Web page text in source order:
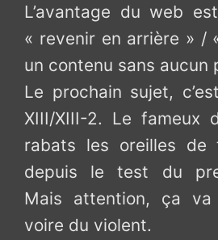
L’avantage du web
« revenir en arrière » /
un contenu sans aucun
Le prochain sujet,
XIII/XIII-2. Le fameux
rabats les oreilles de
depuis le test du
Mais attention, ça
voire du violent.